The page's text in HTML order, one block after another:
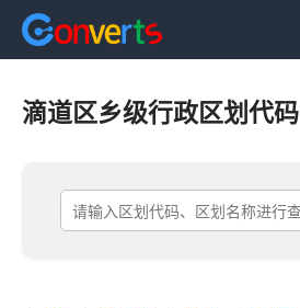
滴道区乡级行政区划代码